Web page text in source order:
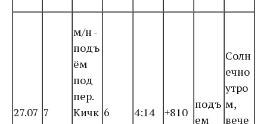
27.07 7
м/н -
подъ
ём
под
пер.
Кичк 6 4:14 +810
подъ
ем
Солн
ечно
утро
м,
вече